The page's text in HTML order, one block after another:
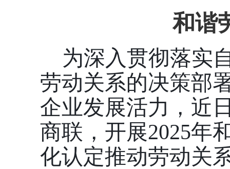
和谐
为深入贯彻落实
劳动关系的决策部
企业发展活力，近
商联，开展2025年
化认定推动劳动关